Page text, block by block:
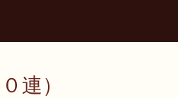
連）